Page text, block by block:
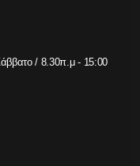
/ 8.30π.μ - 15:00